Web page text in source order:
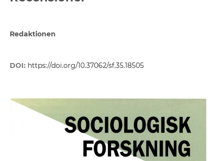
Redaktionen
DOI: https://doi.org/10.37062/sf.35.18505